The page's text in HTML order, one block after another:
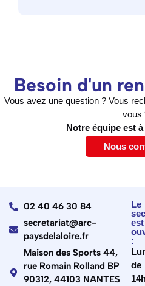
Besoin d'un
Vous avez une question ? Vous
vous
Notre équipe est
Nous
02 40 46 30 84
secretariat@arc-
paysdelaloire.fr
Maison des Sports 44,
rue Romain Rolland BP
90312, 44103 NANTES
Le
est
:
de